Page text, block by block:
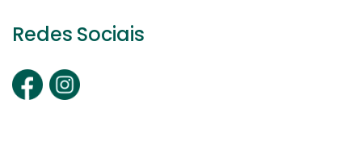
Redes Sociais